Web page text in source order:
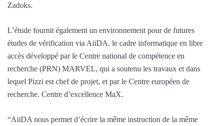
Zadoks.
L’étude fournit également un environnement pour de futures
études de vérification via AiiDA, le cadre informatique en libre
accès développé par le Centre national de compétence en
recherche (PRN) MARVEL, qui a soutenu les travaux et dans
lequel Pizzi est chef de projet, et par le Centre européen de
recherche. Centre d’excellence MaX.
“AiiDA nous permet d’écrire la même instruction de la même